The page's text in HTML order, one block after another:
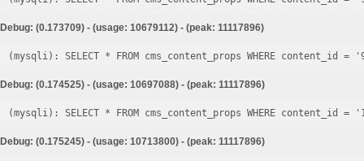
Debug: (0.173709) - (usage: 10679112) - (peak: 11117896)
Debug: (0.174525) - (usage: 10697088) - (peak: 11117896)
Debug: (0.175245) - (usage: 10713800) - (peak: 11117896)